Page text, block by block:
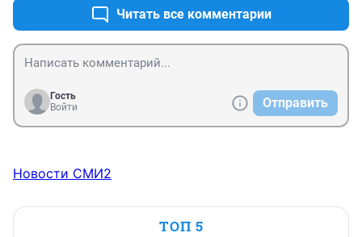
Много Белого цвета( Хотя Под Красным Знаменем
воевала Красная Армия)
Читать все комментарии
Гость
Войти
Отправить
Новости СМИ2
ТОП 5